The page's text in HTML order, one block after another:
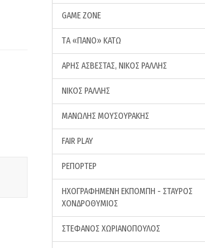
GAME ZONE
ΤA «ΠΑΝΟ» ΚΑΤΩ
ΑΡΗΣ ΑΣΒΕΣΤΑΣ, ΝΙΚΟΣ ΡΑΛΛΗΣ
ΝΙΚΟΣ ΡΑΛΛΗΣ
ΜΑΝΩΛΗΣ ΜΟΥΣΟΥΡΑΚΗΣ
FAIR PLAY
ΡΕΠΟΡΤΕΡ
ΗΧΟΓΡΑΦΗΜΕΝΗ ΕΚΠΟΜΠΗ - ΣΤΑΥΡΟΣ
ΧΟΝΔΡΟΘΥΜΙΟΣ
ΣΤΕΦΑΝΟΣ ΧΩΡΙΑΝΟΠΟΥΛΟΣ